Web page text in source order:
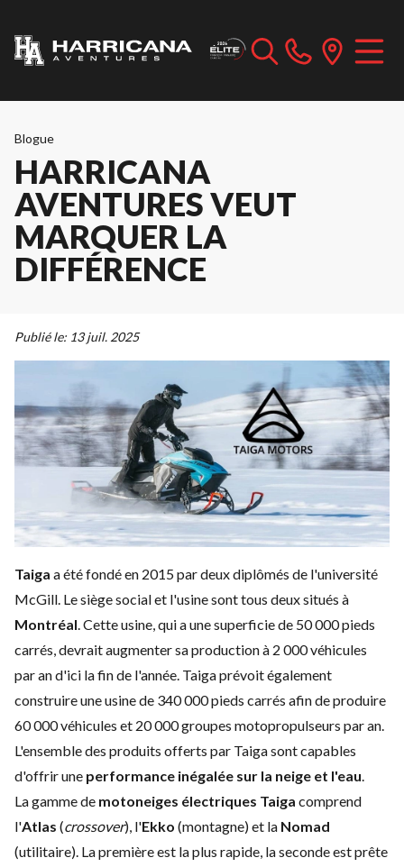
Blogue
HARRICANA
AVENTURES VEUT
MARQUER LA
DIFFÉRENCE
Publié le: 13 juil. 2025
Taiga a été fondé en 2015 par deux diplômés de l'université
McGill. Le siège social et l'usine sont tous deux situés à
Montréal. Cette usine, qui a une superficie de 50 000pieds
carrés, devrait augmenter sa production à 2 000véhicules
par an d'ici la fin de l'année. Taiga prévoit également
construire une usine de 340 000pieds carrés afin de produire
60 000véhicules et 20 000groupes motopropulseurs par an.
L'ensemble des produits offerts par Taiga sont capables
d'offrir une performance inégalée sur la neige et l'eau.
La gamme de motoneiges électriques Taiga comprend
l'Atlas (crossover), l'Ekko (montagne) et la Nomad
(utilitaire). La première est la plus rapide, la seconde est prête